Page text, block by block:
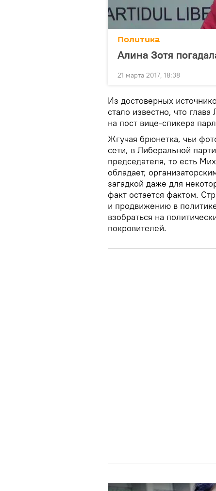
Политика
Алина Зотя
21 марта 2017, 18:38
Из достоверных
стало известно, что
на пост вице-спикера
Жгучая брюнетка, чьи
сети, в Либеральной
председателя, то есть
обладает,
загадкой даже для
факт остается фактом.
и продвижению в
взобраться на
покровителей.